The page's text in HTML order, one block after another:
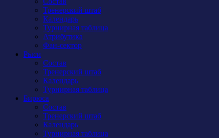
Тренерский штаб
Календарь
Турнирная таблица
Атрибутика
Фан-сектор
Рыси
Состав
Тренерский штаб
Календарь
Турнирная таблица
Бирюса
Состав
Тренерский штаб
Календарь
Турнирная таблица